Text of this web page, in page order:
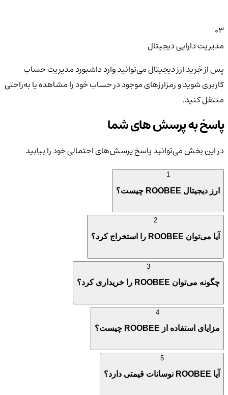
03
مدیریت دارایی دیجیتال
پس از خرید ارز دیجیتال می‌توانید وارد داشبورد مدیریت حساب
کاربری شوید و رمزارزهای موجود در حساب خود را مشاهده یا به‌راحتی
منتقل کنید.
پاسخ به پرسش های شما
در این بخش می‌توانید پاسخ پرسش‌های احتمالی خود را بیابید
ارز دیجیتال ROOBEE چیست؟
آیا می‌توان ROOBEE را استخراج کرد؟
چگونه می‌توان ROOBEE را خریداری کرد؟
مزایای استفاده از ROOBEE چیست؟
آیا ROOBEE نوسانات قیمتی دارد؟